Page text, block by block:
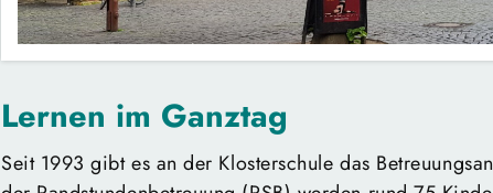
Lernen im Ganztag
Seit 1993 gibt es an der Klosterschule das